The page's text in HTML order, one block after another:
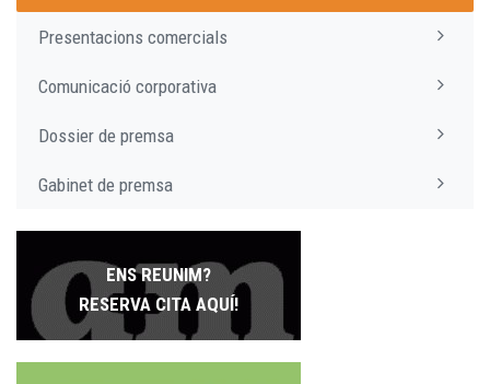
Presentacions comercials
Comunicació corporativa
Dossier de premsa
Gabinet de premsa
ENS REUNIM?
RESERVA CITA AQUÍ!